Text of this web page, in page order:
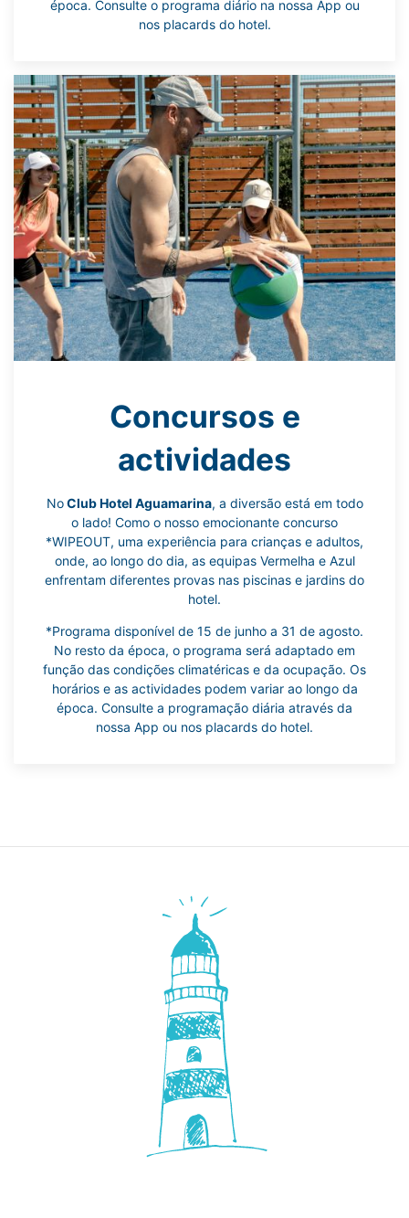
época. Consulte o programa diário na nossa App ou
nos placards do hotel.
Concursos e
actividades
NoClub Hotel Aguamarina, a diversão está em todo
o lado! Como o nosso emocionante concurso
*WIPEOUT, uma experiência para crianças e adultos,
onde, ao longo do dia, as equipas Vermelha e Azul
enfrentam diferentes provas nas piscinas e jardins do
hotel.
*Programa disponível de 15 de junho a 31 de agosto.
No resto da época, o programa será adaptado em
função das condições climatéricas e da ocupação. Os
horários e as actividades podem variar ao longo da
época. Consulte a programação diária através da
nossa App ou nos placards do hotel.